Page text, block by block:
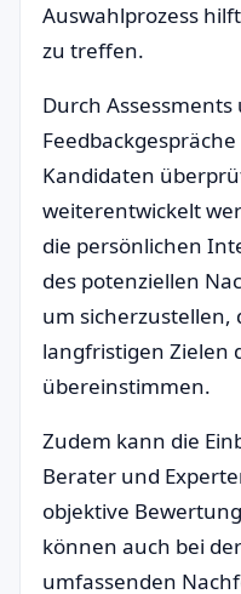
Auswahlprozess
zu treffen.
Durch
Kandidaten
weiterentwickelt
die persönlichen
des potenziellen
um sicherzustellen,
langfristigen Zielen
übereinstimmen.
Zudem kann die
Berater und
objektive
können auch bei
umfassenden